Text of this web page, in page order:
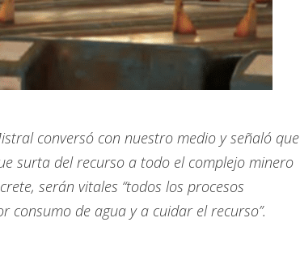
conversó con nuestro medio y señaló que
surta del recurso a todo el complejo minero
serán vitales “todos los procesos
consumo de agua y a cuidar el recurso”.